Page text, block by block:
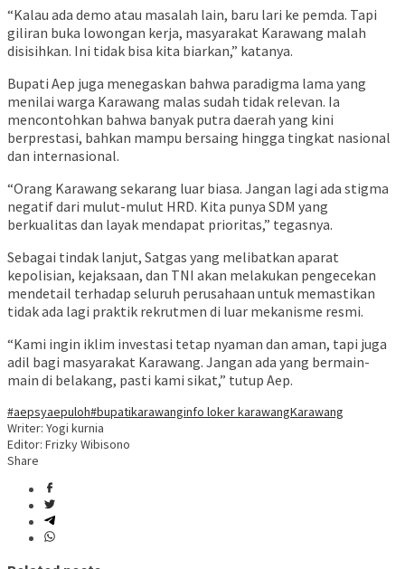
“Kalau ada demo atau masalah lain, baru lari ke pemda. Tapi
giliran buka lowongan kerja, masyarakat Karawang malah
disisihkan. Ini tidak bisa kita biarkan,” katanya.
Bupati Aep juga menegaskan bahwa paradigma lama yang
menilai warga Karawang malas sudah tidak relevan. Ia
mencontohkan bahwa banyak putra daerah yang kini
berprestasi, bahkan mampu bersaing hingga tingkat nasional
dan internasional.
“Orang Karawang sekarang luar biasa. Jangan lagi ada stigma
negatif dari mulut-mulut HRD. Kita punya SDM yang
berkualitas dan layak mendapat prioritas,” tegasnya.
Sebagai tindak lanjut, Satgas yang melibatkan aparat
kepolisian, kejaksaan, dan TNI akan melakukan pengecekan
mendetail terhadap seluruh perusahaan untuk memastikan
tidak ada lagi praktik rekrutmen di luar mekanisme resmi.
“Kami ingin iklim investasi tetap nyaman dan aman, tapi juga
adil bagi masyarakat Karawang. Jangan ada yang bermain-
main di belakang, pasti kami sikat,” tutup Aep.
#aepsyaepuloh#bupatikarawanginfo loker karawangKarawang
Writer: Yogi kurnia
Editor: Frizky Wibisono
Share